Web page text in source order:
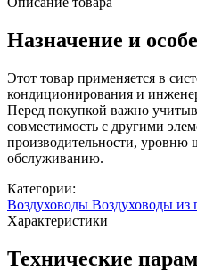
Назначение и
Этот товар применяется в
кондиционирования и
Перед покупкой важно
совместимость с другими
производительности,
обслуживанию.
Категории:
Воздуховоды Воздуховоды из
Характеристики
Технические